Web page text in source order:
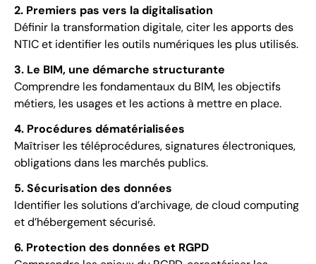
2. Premiers pas vers la digitalisation
Définir la transformation digitale, citer les apports des
NTIC et identifier les outils numériques les plus utilisés.
3. Le BIM, une démarche structurante
Comprendre les fondamentaux du BIM, les objectifs
métiers, les usages et les actions à mettre en place.
4. Procédures dématérialisées
Maîtriser les téléprocédures, signatures électroniques,
obligations dans les marchés publics.
5. Sécurisation des données
Identifier les solutions d’archivage, de cloud computing
et d’hébergement sécurisé.
6. Protection des données et RGPD